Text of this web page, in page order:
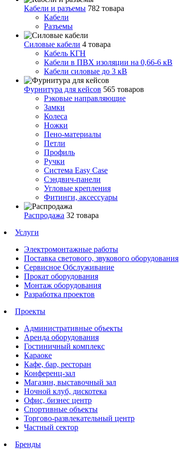
Кабели и разъемы 782 товара
Кабели
Разъемы
Силовые кабели 4 товара
Кабель КГН
Кабели в ПВХ изоляции на 0,66-6 кВ
Кабели силовые до 3 кВ
Фурнитура для кейсов 565 товаров
Рэковые направляющие
Замки
Колеса
Ножки
Пено-материалы
Петли
Профиль
Ручки
Система Easy Case
Сэндвич-панели
Угловые крепления
Фитинги, аксессуары
Распродажа 32 товара
Услуги
Электромонтажные работы
Поставка светового, звукового оборудования
Сервисное Обслуживание
Прокат оборудования
Монтаж оборудования
Разработка проектов
Проекты
Административные объекты
Аренда оборудования
Гостиничный комплекс
Караоке
Кафе, бар, ресторан
Конференц-зал
Магазин, выставочный зал
Ночной клуб, дискотека
Офис, бизнес центр
Спортивные объекты
Торгово-развлекательный центр
Частный сектор
Бренды